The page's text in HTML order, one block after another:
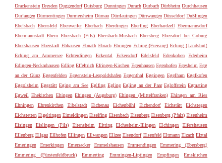
Drackenstein Dresden Duggendorf Duisburg Dunningen Durach Durbach Dürbheim Durchhausen
Durlangen Dürmentingen Durmersheim Dürnau Dürrlauingen Dürrwangen Düsseldorf Dußlingen
Ebelsbach Ebensfeld Ebenweiler Eberbach Eberdingen Eberfing Eberhardzell Ebermannsdorf
Ebermannstadt Ebern Ebersbach (Fils) Ebersbach-Musbach Ebersberg Ebersdorf bei Coburg
Ebershausen Eberstadt Ebhausen Ebnath Ebrach Ebringen Eching (Freising) Eching (Landshut)
Eching am Ammersee
Echterdingen Eckental Eckersdorf Edelsfeld Edenkoben
Ederheim
Edingen-Neckarhausen Edling Effeltrich Efringen-Kirchen Egenhausen Egenhofen Egesheim Egg
an der Günz Eggenfelden Eggenstein-Leopoldshafen Eggenthal Eggingen Egglham Egglkofen
Eggolsheim Eggstätt Eging am See Eglfing Egling Egling an der Paar Egloffstein Egmating
Egweil Ehekirchen Ehingen Ehingen (Augsburg) Ehingen (Mittelfranken) Ehingen am Ries
Ehningen
Ehrenkirchen Eibelstadt Eichenau Eichenbühl Eichendorf Eichstätt
Eichstegen
Eichstetten Eigeltingen Eimeldingen Eiselfing Eisenbach Eisenberg Eisenberg (Pfalz) Eisenheim
Eisingen
Eislingen (Fils) Eitensheim Eitting Elchesheim-Illingen Elchingen
Elfershausen
Ellenberg Ellgau Ellhofen Ellingen Ellwangen Ellzee Elsendorf Elsenfeld Eltmann Elzach Elztal
Emeringen
Emerkingen Emersacker Emmelshausen Emmendingen
Emmering (Ebersberg)
Emmering (Fürstenfeldbruck)
Emmerting Emmingen-Liptingen Empfingen
Emskirchen